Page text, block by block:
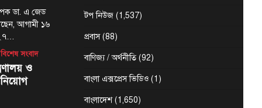
ডা. এ জেড
আগামী ১৬
বিশেষ সংবাদ
ও
টপ নিউজ (1,537)
প্রবাস(88)
বাণিজ্য / অর্থনীতি (92)
বাংলা এক্সপ্রেস ভিডিও (1)
বাংলাদেশ(1,650)